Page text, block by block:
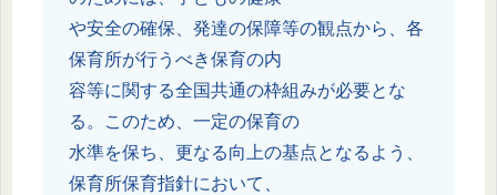
や安全の確保、発達の保障等の観点から、各
保育所が行うべき保育の内
容等に関する全国共通の枠組みが必要とな
る。このため、一定の保育の
水準を保ち、更なる向上の基点となるよう、
保育所保育指針において、